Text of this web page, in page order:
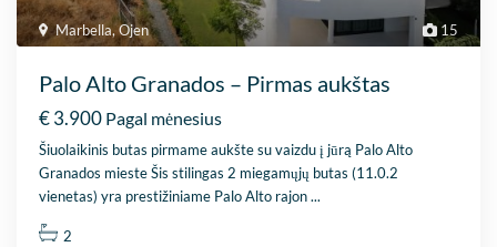
15
Marbella,Ojen
Palo Alto Granados – Pirmas aukštas
€ 3.900 Pagal mėnesius
Šiuolaikinis butas pirmame aukšte su vaizdu į jūrą Palo Alto
Granados mieste Šis stilingas 2 miegamųjų butas (11.0.2
vienetas) yra prestižiniame Palo Alto rajon...
2